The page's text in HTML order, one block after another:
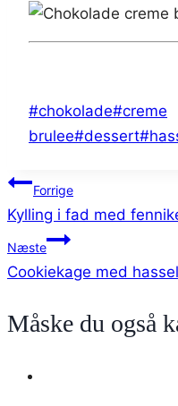
Indlæg-
tags:
#chokolade#creme
brulee#dessert#
Indlægsnavigation
Forrige
Kylling i fad med
Næste
Cookiekage med
Måske du også